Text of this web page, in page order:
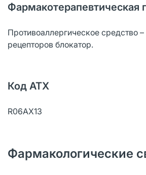
Фармакотерапевтическая
Противоаллергическое средство
рецепторов блокатор.
Код АТХ
R06AX13
Фармакологические